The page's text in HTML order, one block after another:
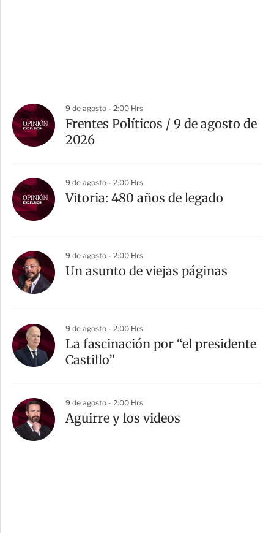
9 de agosto - 2:00 Hrs
Frentes Políticos / 9 de agosto de
2026
9 de agosto - 2:00 Hrs
Vitoria: 480 años de legado
9 de agosto - 2:00 Hrs
Un asunto de viejas páginas
9 de agosto - 2:00 Hrs
La fascinación por “el presidente
Castillo”
9 de agosto - 2:00 Hrs
Aguirre y los videos